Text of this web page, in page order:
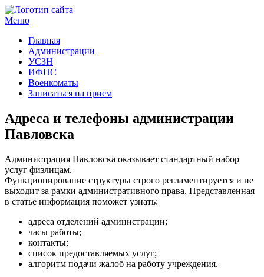
Меню
Главная
Администрации
УСЗН
ИФНС
Военкоматы
Записаться на прием
Адреса и телефоны администрации
Павловска
Администрация Павловска оказывает стандартный набор
услуг физлицам.
Функционирование структуры строго регламентируется и не
выходит за рамки административного права. Представленная
в статье информация поможет узнать:
адреса отделений администрации;
часы работы;
контакты;
список предоставляемых услуг;
алгоритм подачи жалоб на работу учреждения.